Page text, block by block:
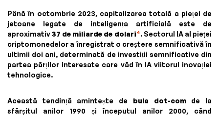
Până în octombrie 2023, capitalizarea totală a pieței de
jetoane legate de inteligența artificială este de
aproximativ37 de miliarde de dolari4. Sectorul IA al pieței
criptomonedelor a înregistrat o creștere semnificativă în
ultimii doi ani, determinată de investiții semnificative din
partea părților interesate care văd în IA viitorul inovației
tehnologice.
Această tendință amintește de bula dot-comde la
sfârșitul anilor 1990 și începutul anilor 2000, când